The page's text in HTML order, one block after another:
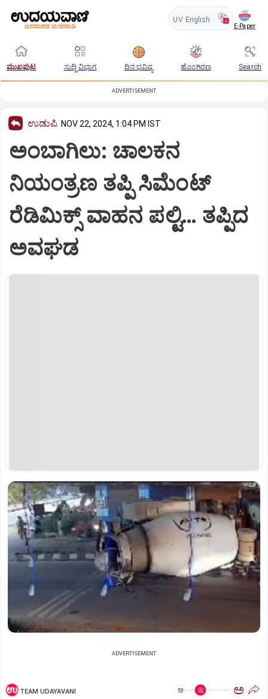
UV English
E-Paper
ಮುಖಪುಟ ಸುದ್ದಿ ವಿಭಾಗ ದಿನ ಭವಿಷ್ಯ ಹೊಂಗಿರಣ Search
ADVERTISEMENT
ಉಡುಪಿ NOV 22, 2024, 1:04 PM IST
ಅಂಬಾಗಿಲು: ಚಾಲಕನ
ನಿಯಂತ್ರಣ ತಪ್ಪಿ ಸಿಮೆಂಟ್
ರೆಡಿಮಿಕ್ಸ್ ವಾಹನ ಪಲ್ಟಿ… ತಪ್ಪಿದ
ಅವಘಡ
ADVERTISEMENT
TEAM UDAYAVANI ಅ ಅ